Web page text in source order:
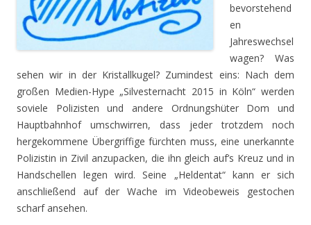
bevorstehend
en
Jahreswechsel
wagen? Was
sehen wir in der Kristallkugel? Zumindest eins: Nach dem
großen Medien-Hype „Silvesternacht 2015 in Köln“ werden
soviele Polizisten und andere Ordnungshüter Dom und
Hauptbahnhof umschwirren, dass jeder trotzdem noch
hergekommene Übergriffige fürchten muss, eine unerkannte
Polizistin in Zivil anzupacken, die ihn gleich auf’s Kreuz und in
Handschellen legen wird. Seine „Heldentat“ kann er sich
anschließend auf der Wache im Videobeweis gestochen
scharf ansehen.